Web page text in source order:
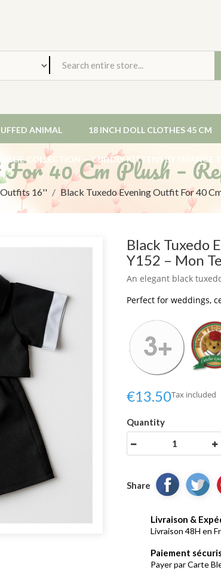
ANIMAL 18 INCH DOLL CLOTHES 45 CM
COLLECTION — CUDDLY KITTENS BY ORANGE
40 Cm Plush –
Outfits 16'' Black Tuxedo Evening Outfit For 40
Black Tuxedo
Y152 – Mon
An elegant black
Perfect for weddings,
€13.50Tax included
Quantity
Share
Livraison &
Livraison 48H en
Paiement
Payer par Carte